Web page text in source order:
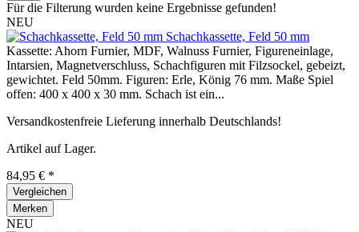
Für die Filterung wurden keine Ergebnisse gefunden!
NEU
Schachkassette, Feld 50 mm
Kassette: Ahorn Furnier, MDF, Walnuss Furnier, Figureneinlage,
Intarsien, Magnetverschluss, Schachfiguren mit Filzsockel, gebeizt,
gewichtet. Feld 50mm. Figuren: Erle, König 76 mm. Maße Spiel
offen: 400 x 400 x 30 mm. Schach ist ein...
Versandkostenfreie Lieferung innerhalb Deutschlands!
Artikel auf Lager.
84,95 € *
Vergleichen
Merken
NEU